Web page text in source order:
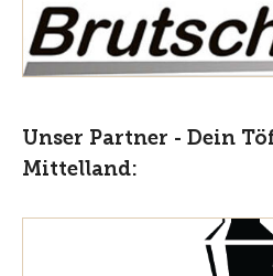
Unser Partner - Dein
Mittelland: